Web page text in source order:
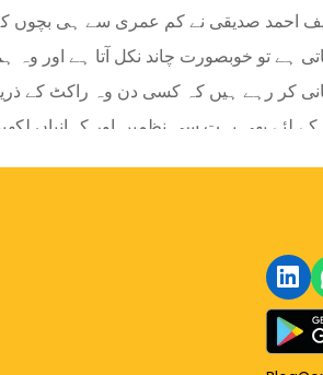
احمد صدیقی نے کم عمری سے ہی بچوں
تو خوبصورت چاند نکل آتا ہے اور
کر رہے ہیں کہ کسی دن وہ راکٹ کے
لئے بھی بہت سی نظمیں اور کہانیاں